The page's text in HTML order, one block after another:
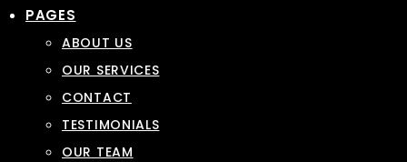
PAGES
ABOUT US
OUR SERVICES
CONTACT
TESTIMONIALS
OUR TEAM